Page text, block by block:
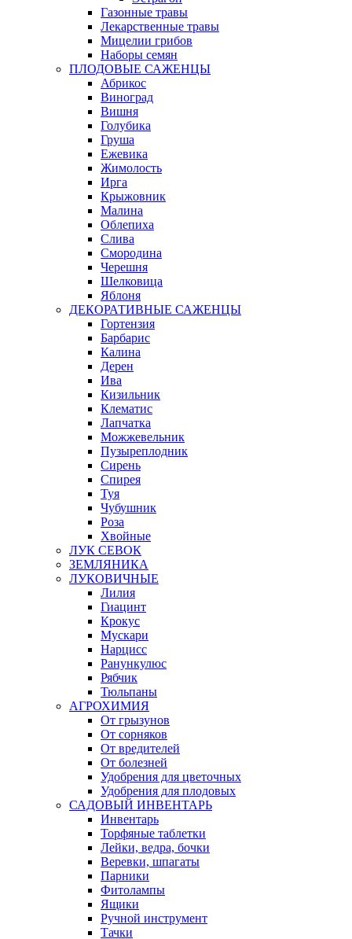
Газонные травы
Лекарственные травы
Мицелии грибов
Наборы семян
ПЛОДОВЫЕ САЖЕНЦЫ
Абрикос
Виноград
Вишня
Голубика
Груша
Ежевика
Жимолость
Ирга
Крыжовник
Малина
Облепиха
Слива
Смородина
Черешня
Шелковица
Яблоня
ДЕКОРАТИВНЫЕ САЖЕНЦЫ
Гортензия
Барбарис
Калина
Дерен
Ива
Кизильник
Клематис
Лапчатка
Можжевельник
Пузыреплодник
Сирень
Спирея
Туя
Чубушник
Роза
Хвойные
ЛУК СЕВОК
ЗЕМЛЯНИКА
ЛУКОВИЧНЫЕ
Лилия
Гиацинт
Крокус
Мускари
Нарцисс
Ранункулюс
Рябчик
Тюльпаны
АГРОХИМИЯ
От грызунов
От сорняков
От вредителей
От болезней
Удобрения для цветочных
Удобрения для плодовых
САДОВЫЙ ИНВЕНТАРЬ
Инвентарь
Торфяные таблетки
Лейки, ведра, бочки
Веревки, шпагаты
Парники
Фитолампы
Ящики
Ручной инструмент
Тачки